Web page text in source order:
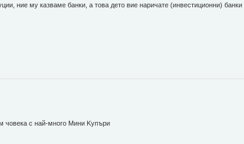
ние му казваме банки, а това дето вие наричате (инвестиционни)
човека с най-много Mини Kупъри